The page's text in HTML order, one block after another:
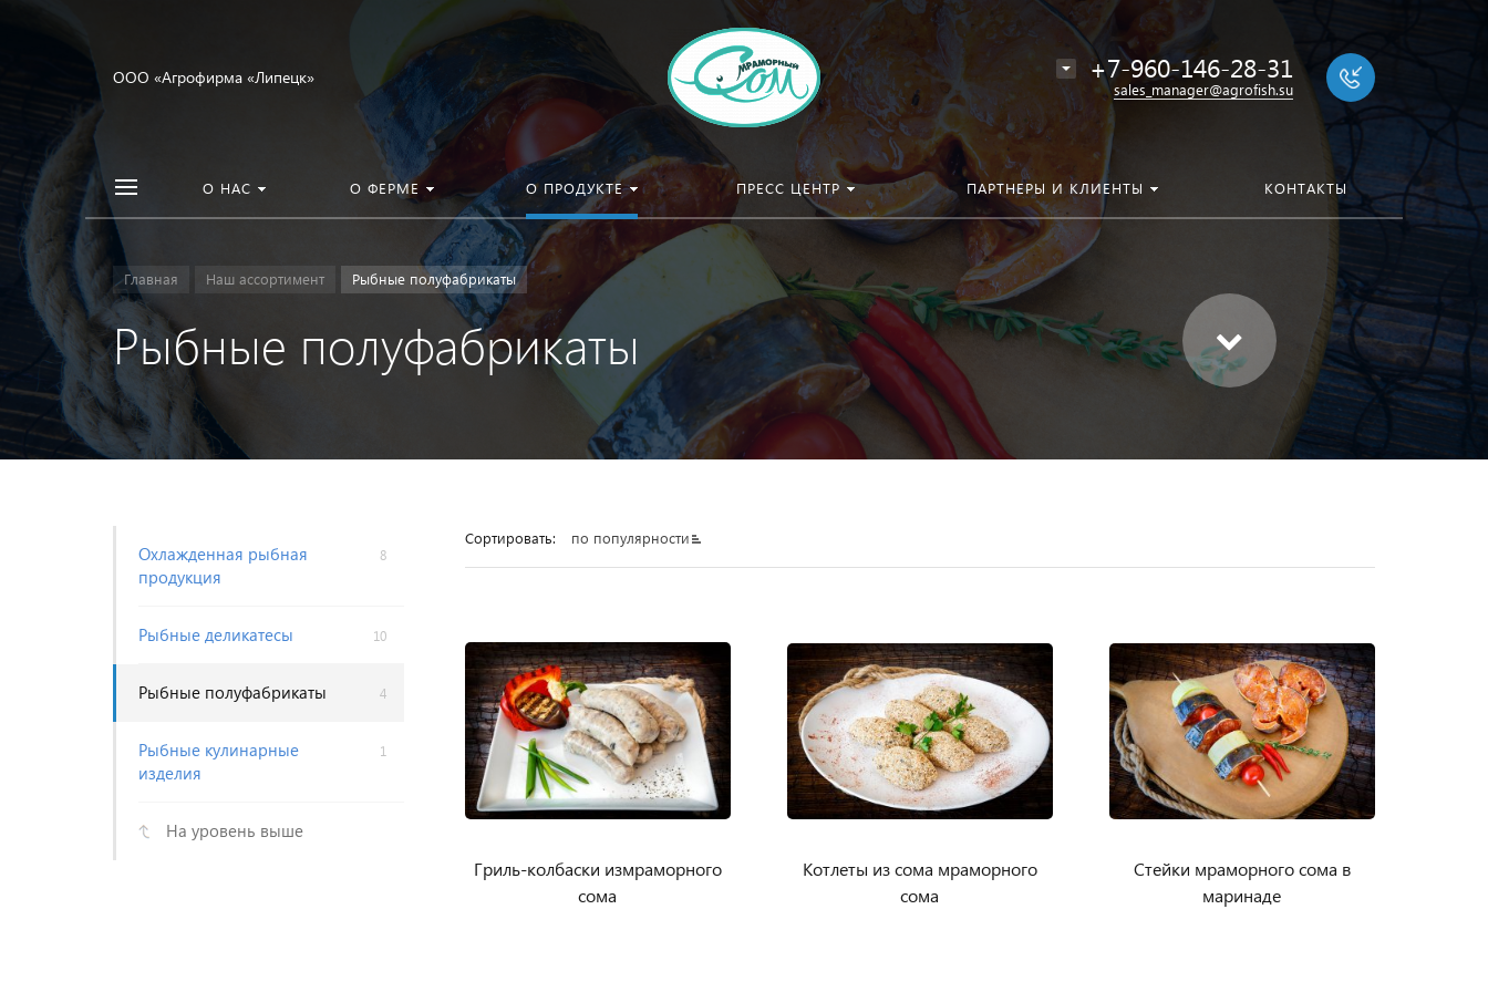
ООО «Агрофирма «Липецк» +7-960-146-28-31
sales_manager@agrofish.su
О НАС О ФЕРМЕ О ПРОДУКТЕ ПРЕСС ЦЕНТР ПАРТНЕРЫ И КЛИЕНТЫ КОНТАКТЫ
Главная Наш ассортимент Рыбные полуфабрикаты
Рыбные полуфабрикаты
Охлажденная рыбная
продукция
8
Рыбные деликатесы 10
Рыбные полуфабрикаты 4
Рыбные кулинарные
изделия
1
На уровень выше
Сортировать: по популярности
Гриль-колбаски измраморного
сома
Котлеты из сома мраморного
сома
Стейки мраморного сома в
маринаде